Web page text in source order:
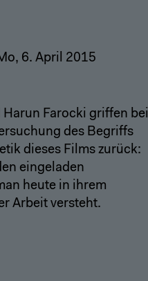
6. April 2015
Farocki griffen bei
des Begriffs
dieses Films zurück:
eingeladen
heute in ihrem
Arbeit versteht.